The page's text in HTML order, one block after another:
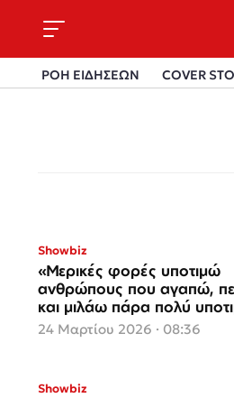
ΡΟΗ ΕΙΔΗΣΕΩΝ COVER
Showbiz
«Μερικές φορές υποτιμώ
ανθρώπους που αγαπώ,
και μιλάω πάρα πολύ
24 Μαρτίου 2026 · 08:36
Showbiz